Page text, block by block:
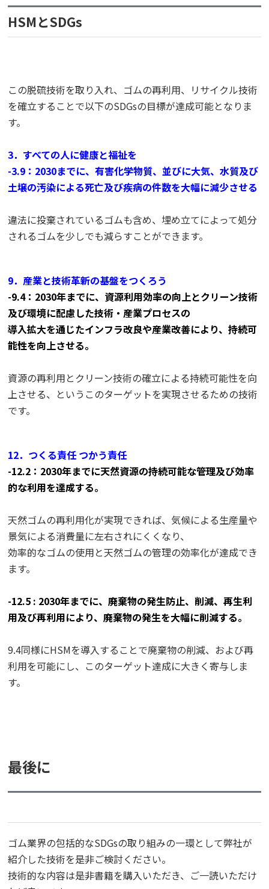
HSMとSDGs
この脱硫技術を取り入れ、ゴムの再利用、リサイクル技術
を確立することで以下のSDGsの目標が達成可能となりま
す。
3．すべての人に健康と福祉を
-3.9：2030までに、有害化学物質、並びに大気、水質及び
土壌の汚染による死亡及び疾病の件数を大幅に減少させる
違法に投棄されているゴムも含め、埋め立てによって処分
されるゴムを少しでも減らすことができます。
9．産業と技術革新の基盤をつくろう
-9.4：2030年までに、資源利用効率の向上とクリーン技術
及び環境に配慮した技術・産業プロセスの
導入拡大を通じたインフラ改良や産業改善により、持続可
能性を向上させる。
資源の再利用とクリーン技術の確立による持続可能性を向
上させる、というこのターゲットを実現させるための技術
です。
12．つくる責任 つかう責任
-12.2：2030年までに天然資源の持続可能な管理及び効率
的な利用を達成する。
天然ゴムの再利用化が実現できれば、気候による生産量や
景気による消費量に左右されにくくなり、
効率的なゴムの使用と天然ゴムの管理の効率化が達成でき
ます。
-12.5 : 2030年までに、廃棄物の発生防止、削減、再生利
用及び再利用により、廃棄物の発生を大幅に削減する。
9.4同様にHSMを導入することで廃棄物の削減、および再
利用を可能にし、このターゲット達成に大きく寄与しま
す。
最後に
ゴム業界の包括的なSDGsの取り組みの一環として弊社が
紹介した技術を是非ご検討ください。
技術的な内容は是非書籍を購入いただき、ご一読いただけ